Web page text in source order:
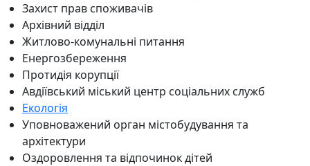
Захист прав споживачів
Архівний відділ
Житлово-комунальні питання
Енергозбереження
Протидія корупції
Авдіївський міський центр соціальних служб
Екологія
Уповноважений орган містобудування та
архітектури
Оздоровлення та відпочинок дітей